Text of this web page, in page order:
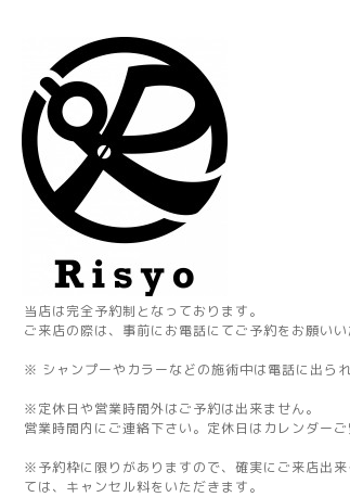
当店は完全予約制となっております。
ご来店の際は、事前にお電話にてご予約をお願いい
※ シャンプーやカラーなどの施術中は電話に出ら
※定休日や営業時間外はご予約は出来ません。
営業時間内にご連絡下さい。定休日はカレンダーご
※予約枠に限りがありますので、確実にご来店出
ては、キャンセル料をいただきます。